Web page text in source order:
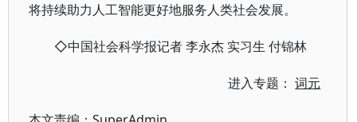
将持续助力人工智能更好地服务人类社会发展。
◇中国社会科学报记者 李永杰 实习生 付锦林
进入专题：词元